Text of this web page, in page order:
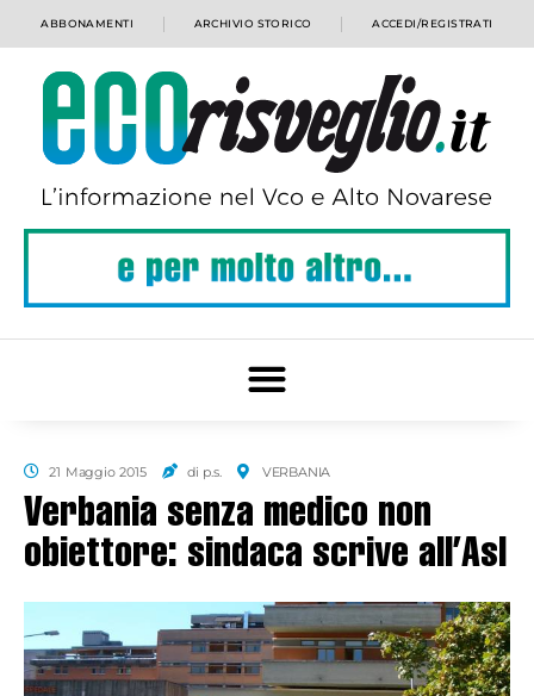
ABBONAMENTI ARCHIVIO STORICO ACCEDI/REGISTRATI
21 Maggio 2015 di p.s. VERBANIA
Verbania senza medico non
obiettore: sindaca scrive all’Asl